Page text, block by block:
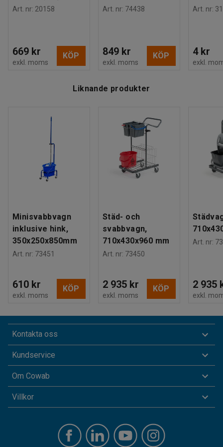
Art. nr: 20158
669 kr
exkl. moms
KÖP
Art. nr: 74438
849 kr
exkl. moms
KÖP
Art. nr:
4 kr
exkl.
Liknande produkter
Minisvabbvagn
inklusive hink,
350x250x850mm
Art. nr: 73451
610 kr
exkl. moms
KÖP
Städ- och
svabbvagn,
710x430x960 mm
Art. nr: 73450
2 935 kr
exkl. moms
KÖP
Art. nr:
2 935
exkl.
Kontakta oss
Kundservice
Om Cowab
Villkor